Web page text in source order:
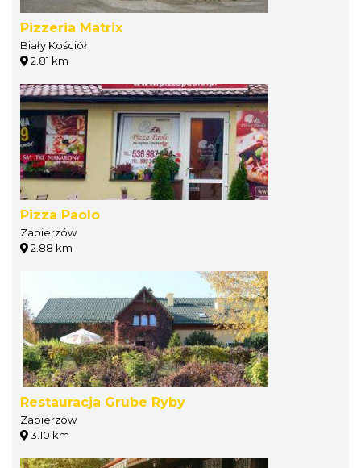
Pizzeria Matrix
Biały Kościół
2.81 km
Pizza Paolo
Zabierzów
2.88 km
Restauracja Grube Ryby
Zabierzów
3.10 km